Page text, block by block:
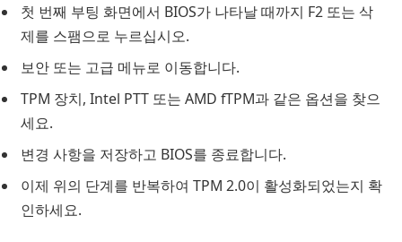
첫 번째 부팅 화면에서 BIOS가 나타날 때까지 F2 또는 삭
제를 스팸으로 누르십시오.
보안 또는 고급 메뉴로 이동합니다.
TPM 장치, Intel PTT 또는 AMD fTPM과 같은 옵션을 찾으
세요.
변경 사항을 저장하고 BIOS를 종료합니다.
이제 위의 단계를 반복하여 TPM 2.0이 활성화되었는지 확
인하세요.